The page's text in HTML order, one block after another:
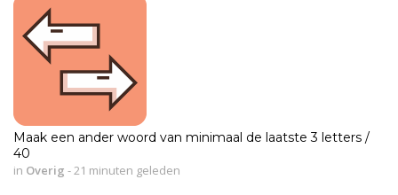
Maak een ander woord van minimaal de laatste 3 letters /
40
in Overig -21 minuten geleden